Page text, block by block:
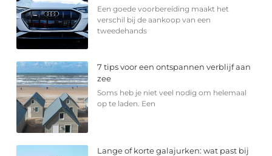
Een goede voorbereiding maakt het
verschil bij de aankoop van een
tweedehands
7 tips voor een ontspannen verblijf aan
zee
Soms heb je niet veel nodig om helemaal
op te laden. Een
Lange of korte galajurken: wat past bij